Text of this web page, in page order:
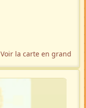
Voir la carte en grand